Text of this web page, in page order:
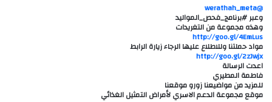
@werathah_meta
وعبر #برنامج_فحص_المواليد
وهذه مجموعة من التغريدات
http://goo.gl/4EmLus
مواد حملتنا وللاطلاع عليها الرجاء زيارة الرابط
http://goo.gl/2zJwjx
اعدت الرسالة
فاطمة المطيري
للمزيد من مواضيعنا زورو موقعنا
موقع مجموعة الدعم الاسري لأمراض التمثيل الغذائي